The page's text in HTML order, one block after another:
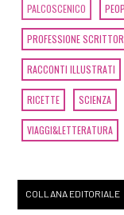
PALCOSCENICO
PROFESSIONE
RACCONTI ILLUSTRATI
RICETTE SCIENZA
VIAGGI&LETTERATURA
COLLANA EDITORIALE